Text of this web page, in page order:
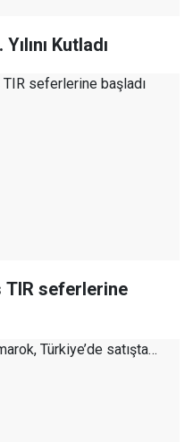
Kutladı
TIR seferlerine